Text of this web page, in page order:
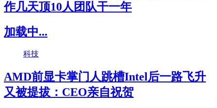
作几天顶10人团队干一年
加载中...
科技
AMD前显卡掌门人跳槽Intel后一路飞升
又被提拔：CEO亲自祝贺